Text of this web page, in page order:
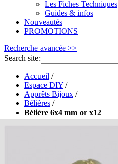
Les Fiches Techniques
Guides & infos
Nouveautés
PROMOTIONS
Recherche avancée >>
Search site:
Accueil /
Espace DIY /
Apprêts Bijoux /
Bélières /
Bélière 6x4 mm or x12